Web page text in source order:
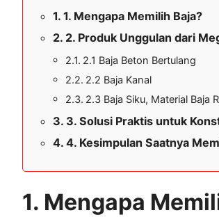
1. Mengapa Memilih Baja?
2. Produk Unggulan dari
2.1 Baja Beton Bertulang
2.2 Baja Kanal
2.3 Baja Siku, Material Baja
3. Solusi Praktis untuk
4. Kesimpulan Saatnya
1. Mengapa